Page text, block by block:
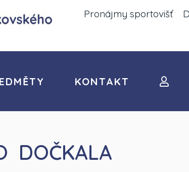
Pronájmy sportovišť
KONTAKT
DOČKALA